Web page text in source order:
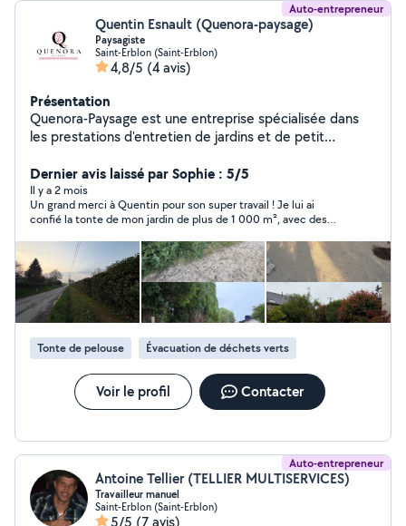
Auto-entrepreneur
Quentin Esnault (Quenora-paysage)
Paysagiste
Saint-Erblon (Saint-Erblon)
4,8/5 (4 avis)
Présentation
Quenora-Paysage est une entreprise spécialisée dans
les prestations d'entretien de jardins et de petit
auprès des particuliers pour la taille de haies et
d'arbustes, le désherbage, le nettoyage des extérieurs
et l'entretien des espaces verts. Chaque intervention
est réalisée avec soin, dans le respect de votre jardin et
de l'environnement. Je propose des prestations
adaptées à vos besoins, avec un travail sérieux.
Intervention à domicile Devis gratuit Réactivité et
proximité. Vous pouvez également bénéficier du crédit
d'impôt de 50% via la coopérative Unipros.
Dernier avis laissé par Sophie : 5/5
Il y a 2 mois
Un grand merci à Quentin pour son super travail ! Je lui ai
confié la tonte de mon jardin de plus de 1 000 m², avec des
est efficace, soigneux, ponctuel, et en plus très sympathique,
ce qui ne gâche rien ! Je referai appel à lui sans hésiter pour de
prochains travaux. Merci Quentin !
Tonte de pelouse Évacuation de déchets verts
Voir le profil Contacter
Auto-entrepreneur
Antoine Tellier (TELLIER MULTISERVICES)
Travailleur manuel
Saint-Erblon (Saint-Erblon)
5/5 (7 avis)